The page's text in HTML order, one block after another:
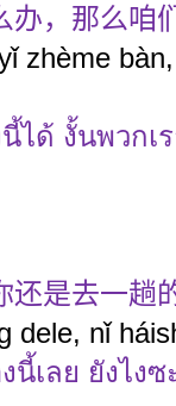
，那么咱
zhème
ด้ งั้นพวกเร
是去一趟
dele, nǐ
นี้เลย ยังไง